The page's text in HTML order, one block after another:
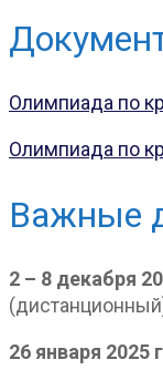
Олимпиада по
Олимпиада по
Важные
2 – 8 декабря
26 января 2025